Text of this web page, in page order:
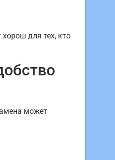
для тех, кто
может